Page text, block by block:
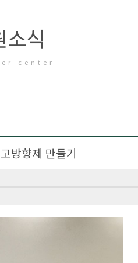
소식
center
방향제 만들기